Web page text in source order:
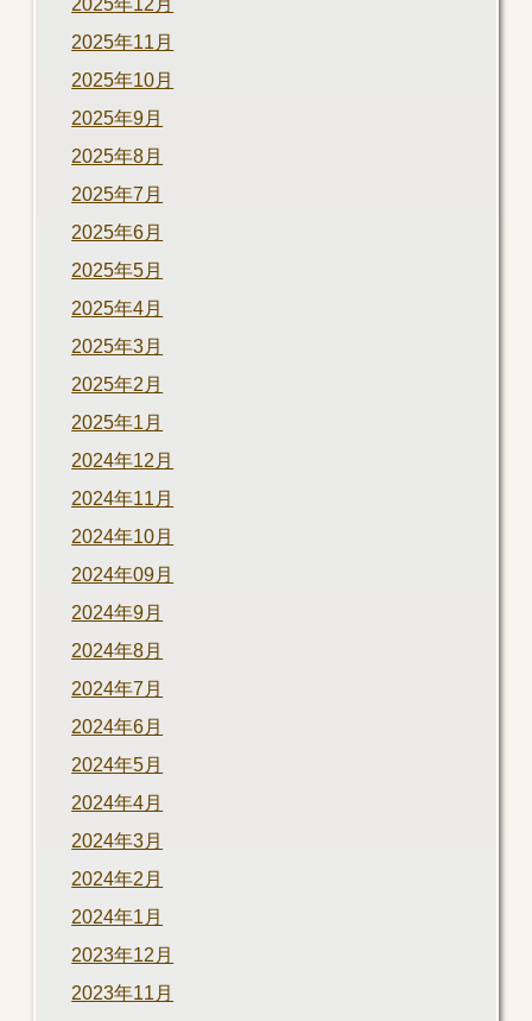
2025年11月
2025年10月
2025年9月
2025年8月
2025年7月
2025年6月
2025年5月
2025年4月
2025年3月
2025年2月
2025年1月
2024年12月
2024年11月
2024年10月
2024年09月
2024年9月
2024年8月
2024年7月
2024年6月
2024年5月
2024年4月
2024年3月
2024年2月
2024年1月
2023年12月
2023年11月